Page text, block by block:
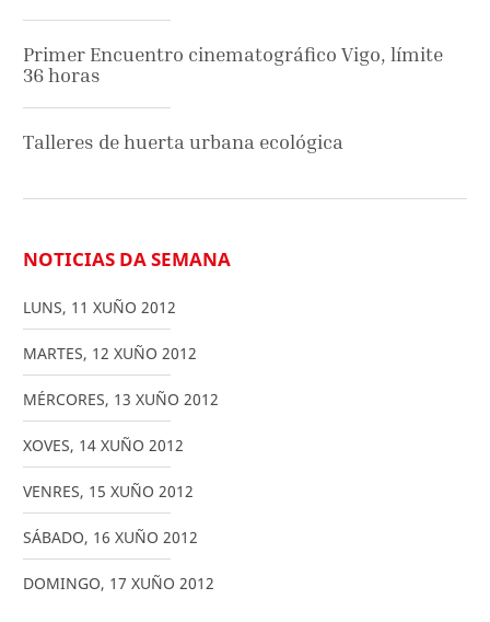
Primer Encuentro cinematográfico Vigo, límite
36 horas
Talleres de huerta urbana ecológica
NOTICIAS DA SEMANA
LUNS, 11 XUÑO 2012
MARTES, 12 XUÑO 2012
MÉRCORES, 13 XUÑO 2012
XOVES, 14 XUÑO 2012
VENRES, 15 XUÑO 2012
SÁBADO, 16 XUÑO 2012
DOMINGO, 17 XUÑO 2012